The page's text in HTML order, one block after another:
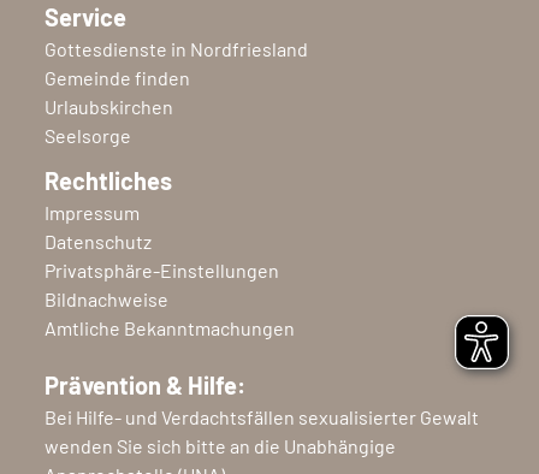
Service
Gottesdienste in Nordfriesland
Gemeinde finden
Urlaubskirchen
Seelsorge
Rechtliches
Impressum
Datenschutz
Privatsphäre-Einstellungen
Bildnachweise
Amtliche Bekanntmachungen
Prävention & Hilfe:
Bei Hilfe- und Verdachtsfällen sexualisierter Gewalt
wenden Sie sich bitte an die Unabhängige